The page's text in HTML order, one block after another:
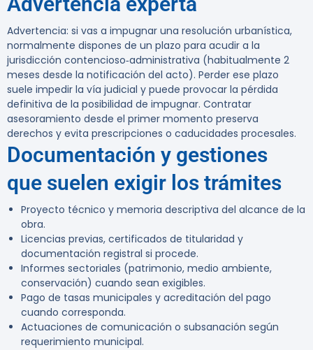
Advertencia: si vas a impugnar una resolución urbanística,
normalmente dispones de un plazo para acudir a la
jurisdicción contencioso‑administrativa (habitualmente 2
meses desde la notificación del acto). Perder ese plazo
suele impedir la vía judicial y puede provocar la pérdida
definitiva de la posibilidad de impugnar. Contratar
asesoramiento desde el primer momento preserva
derechos y evita prescripciones o caducidades procesales.
Documentación y gestiones
que suelen exigir los trámites
Proyecto técnico y memoria descriptiva del alcance de la
obra.
Licencias previas, certificados de titularidad y
documentación registral si procede.
Informes sectoriales (patrimonio, medio ambiente,
conservación) cuando sean exigibles.
Pago de tasas municipales y acreditación del pago
cuando corresponda.
Actuaciones de comunicación o subsanación según
requerimiento municipal.